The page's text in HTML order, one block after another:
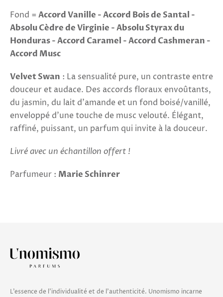
Fond =Accord Vanille - Accord Bois de Santal -
Absolu Cèdre de Virginie - Absolu Styrax du
Honduras - Accord Caramel - Accord Cashmeran -
Accord Musc
Velvet Swan : La sensualité pure, un contraste entre
douceur et audace. Des accords floraux envoûtants,
du jasmin, du lait d'amande et un fond boisé/vanillé,
enveloppé d'une touche de musc velouté. Élégant,
raffiné, puissant, un parfum qui invite à la douceur.
Livré avec un échantillon offert !
Parfumeur : Marie Schinrer
L’essence de l’individualité et de l’authenticité. Unomismo incarne